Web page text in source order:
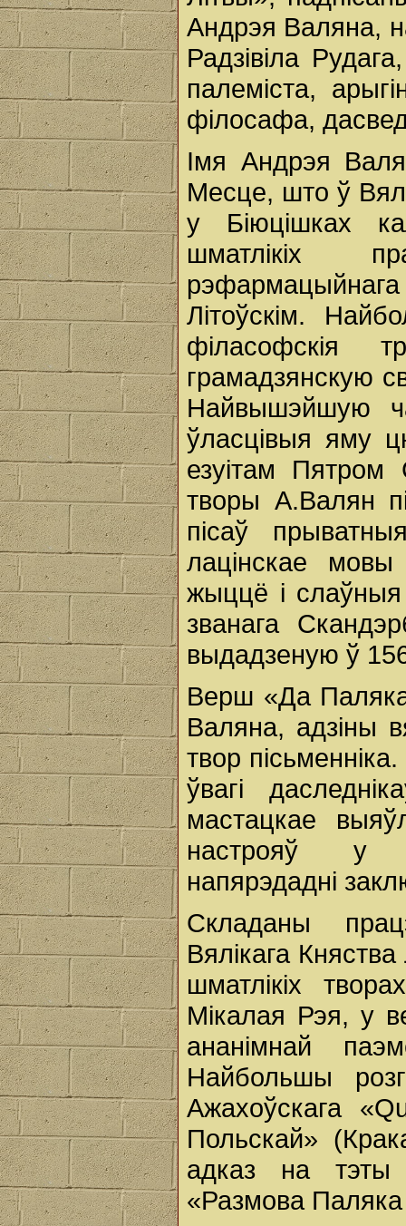
Андрэя Валяна,
Радзівіла
палеміста,
філосафа,
Імя Андрэя
Месце, што ў
у Біюцішках
шматлікіх
Літоўскім.
філасофскія
грамадзянскую
Найвышэйшую
ўласцівыя яму
езуітам
творы А.Валян
пісаў
лацінскае мовы
жыццё i
званага
выдадзеную ў
Верш «Да
Валяна, адзіны
твор
ўвагі
мастацкае
настрояў у
напярэдадні
Складаны
Вялікага
шматлікіх
Мікалая Рэя, у
ананімнай
Найбольшы
Ажахоўскага
Польскай»
адказ на тэты
«Размова Паляка